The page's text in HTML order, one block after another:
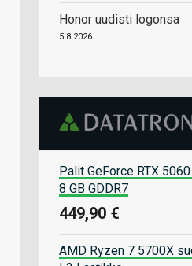
Honor uudisti logonsa
5.8.2026
Palit GeForce RTX
8 GB GDDR7
449,90 €
AMD Ryzen 7 5700X